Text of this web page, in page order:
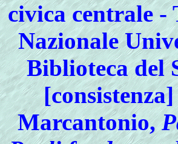
civica centrale -
Nazionale
Biblioteca del
Marcantonio,